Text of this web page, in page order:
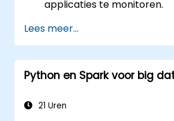
applicaties te monitoren.
optimaliseren.
Beveiligingsmaatregelen
en een hoge
garanderen.
te debuggen en op te lossen.
Lees meer...
Python en Spark voor big
21 Uren